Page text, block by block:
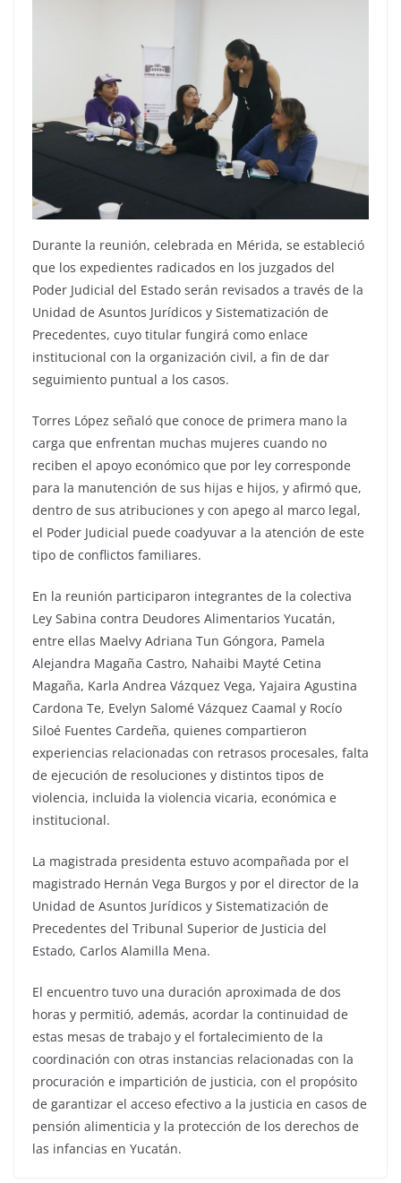
Durante la reunión, celebrada en Mérida, se estableció
que los expedientes radicados en los juzgados del
Poder Judicial del Estado serán revisados a través de la
Unidad de Asuntos Jurídicos y Sistematización de
Precedentes, cuyo titular fungirá como enlace
institucional con la organización civil, a fin de dar
seguimiento puntual a los casos.
Torres López señaló que conoce de primera mano la
carga que enfrentan muchas mujeres cuando no
reciben el apoyo económico que por ley corresponde
para la manutención de sus hijas e hijos, y afirmó que,
dentro de sus atribuciones y con apego al marco legal,
el Poder Judicial puede coadyuvar a la atención de este
tipo de conflictos familiares.
En la reunión participaron integrantes de la colectiva
Ley Sabina contra Deudores Alimentarios Yucatán,
entre ellas Maelvy Adriana Tun Góngora, Pamela
Alejandra Magaña Castro, Nahaibi Mayté Cetina
Magaña, Karla Andrea Vázquez Vega, Yajaira Agustina
Cardona Te, Evelyn Salomé Vázquez Caamal y Rocío
Siloé Fuentes Cardeña, quienes compartieron
experiencias relacionadas con retrasos procesales, falta
de ejecución de resoluciones y distintos tipos de
violencia, incluida la violencia vicaria, económica e
institucional.
La magistrada presidenta estuvo acompañada por el
magistrado Hernán Vega Burgos y por el director de la
Unidad de Asuntos Jurídicos y Sistematización de
Precedentes del Tribunal Superior de Justicia del
Estado, Carlos Alamilla Mena.
El encuentro tuvo una duración aproximada de dos
horas y permitió, además, acordar la continuidad de
estas mesas de trabajo y el fortalecimiento de la
coordinación con otras instancias relacionadas con la
procuración e impartición de justicia, con el propósito
de garantizar el acceso efectivo a la justicia en casos de
pensión alimenticia y la protección de los derechos de
las infancias en Yucatán.